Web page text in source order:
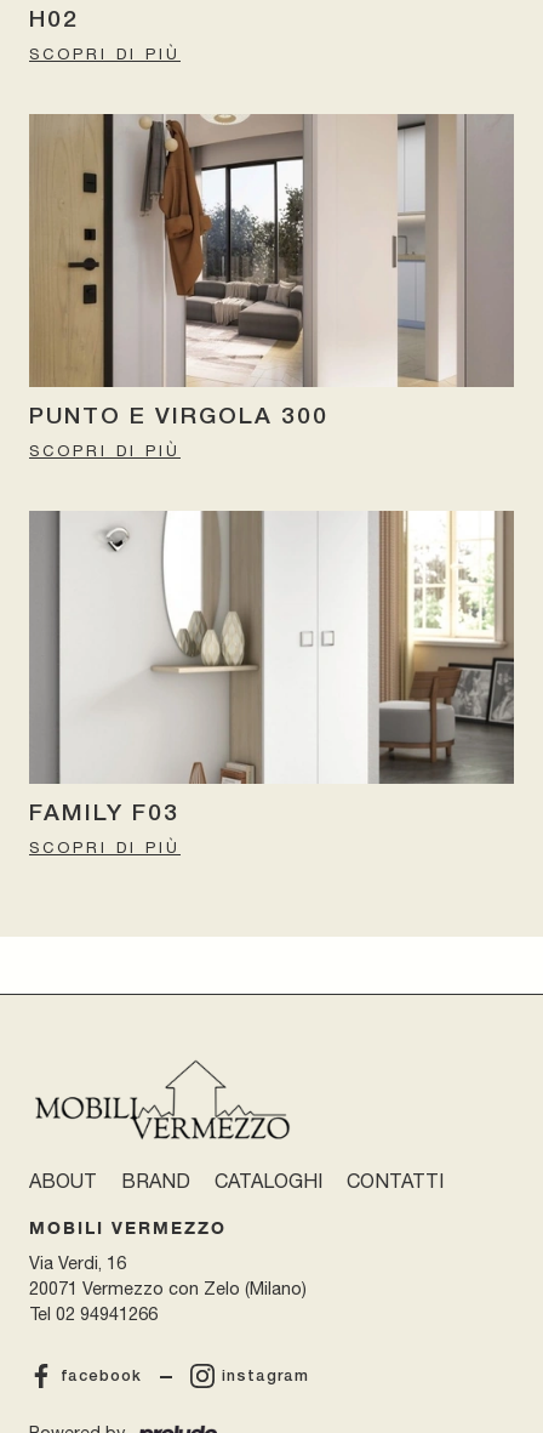
H02
SCOPRI DI PIÙ
PUNTO E VIRGOLA 300
SCOPRI DI PIÙ
FAMILY F03
SCOPRI DI PIÙ
ABOUT BRAND CATALOGHI CONTATTI
MOBILI VERMEZZO
Via Verdi, 16
20071 Vermezzo con Zelo (Milano)
Tel 02 94941266
facebook instagram